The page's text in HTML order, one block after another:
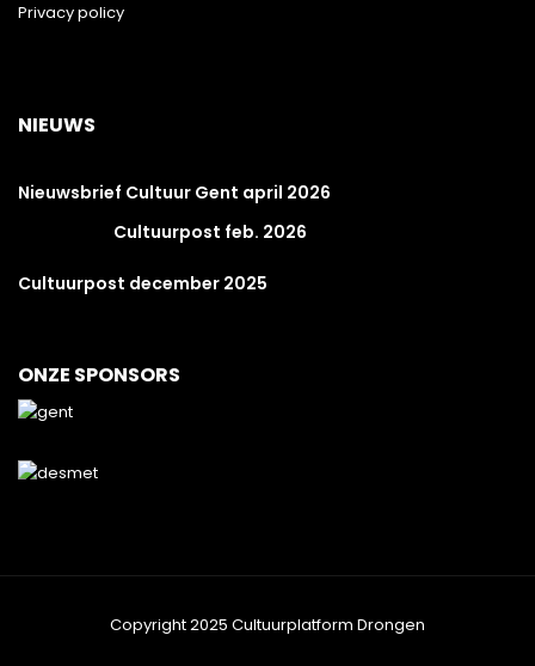
Privacy policy
NIEUWS
Nieuwsbrief Cultuur Gent april 2026
Cultuurpost feb. 2026
Cultuurpost december 2025
ONZE SPONSORS
Copyright 2025 Cultuurplatform Drongen